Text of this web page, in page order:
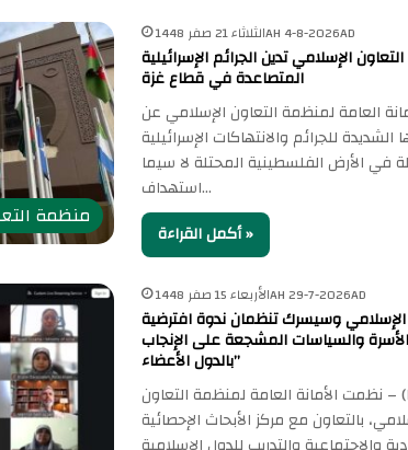
منظمة
الثلاثاء 21 صفر 1448AH 4-8-2026AD
الإسلامي تدين الجرائم الإسرائيلية
المتصاعدة في قطاع غزة
العامة لمنظمة التعاون الإسلامي عن
الشديدة للجرائم والانتهاكات الإسرائيلية
في الأرض الفلسطينية المحتلة لا سيما
استهداف…
أكمل القراءة »
الأربعاء 15 صفر 1448AH 29-7-2026AD
وسيسرك تنظمان ندوة افترضية
والسياسات المشجعة على الإنجاب
بالدول الأعضاء”
– نظمت الأمانة العامة لمنظمة التعاون
بالتعاون مع مركز الأبحاث الإحصائية